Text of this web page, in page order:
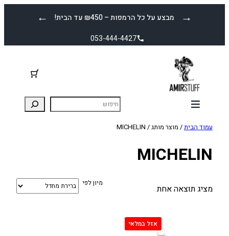
← מבצע על כל הרמפות – ₪450 עד הבית! →
053-444-4427
עמוד הבית/ מוצר מותג / MICHELIN
MICHELIN
מציג תוצאה אחת מיון לפי